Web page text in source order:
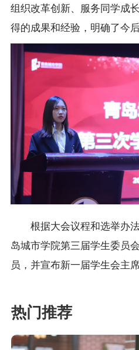
组织改革创新、服务同学成
得的成果和经验，明确了今
根据大会议程和选举办法
岛城市学院第三届学生委员
员，并宣布新一届学生会主席